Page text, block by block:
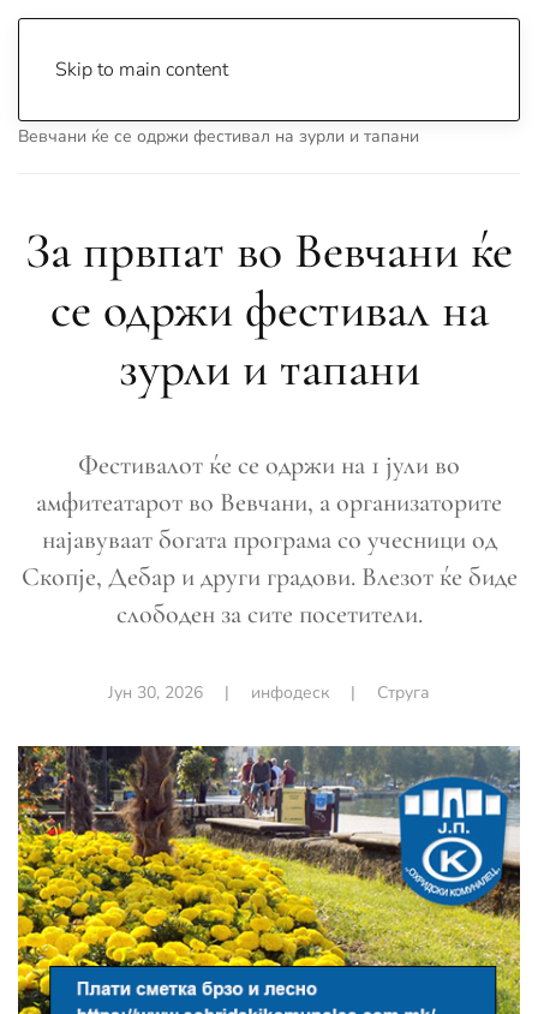
Skip to main content
Вевчани ќе се одржи фестивал на зурли и тапани
За првпат во Вевчани ќе
се одржи фестивал на
зурли и тапани
Фестивалот ќе се одржи на 1 јули во
амфитеатарот во Вевчани, а организаторите
најавуваат богата програма со учесници од
Скопје, Дебар и други градови. Влезот ќе биде
слободен за сите посетители.
Јун 30, 2026 | инфодеск | Струга